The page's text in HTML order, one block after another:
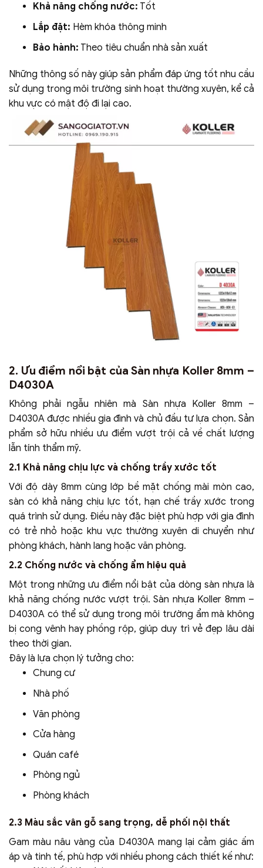
Khả năng chống nước: Tốt
Lắp đặt: Hèm khóa thông minh
Bảo hành: Theo tiêu chuẩn nhà sản xuất
Những thông số này giúp sản phẩm đáp ứng tốt nhu cầu
sử dụng trong môi trường sinh hoạt thường xuyên, kể cả
khu vực có mật độ đi lại cao.
2. Ưu điểm nổi bật của Sàn nhựa Koller 8mm –
D4030A
Không phải ngẫu nhiên mà Sàn nhựa Koller 8mm –
D4030A được nhiều gia đình và chủ đầu tư lựa chọn. Sản
phẩm sở hữu nhiều ưu điểm vượt trội cả về chất lượng
lẫn tính thẩm mỹ.
2.1 Khả năng chịu lực và chống trầy xước tốt
Với độ dày 8mm cùng lớp bề mặt chống mài mòn cao,
sàn có khả năng chịu lực tốt, hạn chế trầy xước trong
quá trình sử dụng. Điều này đặc biệt phù hợp với gia đình
có trẻ nhỏ hoặc khu vực thường xuyên di chuyển như
phòng khách, hành lang hoặc văn phòng.
2.2 Chống nước và chống ẩm hiệu quả
Một trong những ưu điểm nổi bật của dòng sàn nhựa là
khả năng chống nước vượt trội. Sàn nhựa Koller 8mm –
D4030A có thể sử dụng trong môi trường ẩm mà không
bị cong vênh hay phồng rộp, giúp duy trì vẻ đẹp lâu dài
theo thời gian.
Đây là lựa chọn lý tưởng cho:
Chung cư
Nhà phố
Văn phòng
Cửa hàng
Quán café
Phòng ngủ
Phòng khách
2.3 Màu sắc vân gỗ sang trọng, dễ phối nội thất
Gam màu nâu vàng của D4030A mang lại cảm giác ấm
áp và tinh tế, phù hợp với nhiều phong cách thiết kế như: